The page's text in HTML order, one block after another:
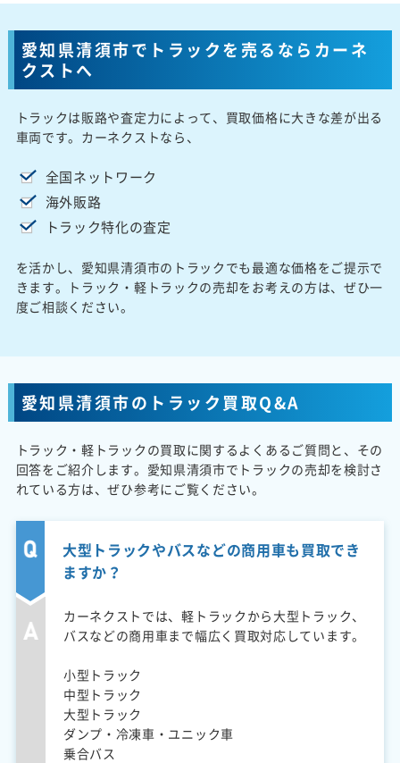
愛知県清須市でトラックを売るならカーネ
クストへ
トラックは販路や査定力によって、買取価格に大きな差が出る
車両です。カーネクストなら、
全国ネットワーク
海外販路
トラック特化の査定
を活かし、愛知県清須市のトラックでも最適な価格をご提示で
きます。トラック・軽トラックの売却をお考えの方は、ぜひ一
度ご相談ください。
愛知県清須市のトラック買取Q&A
トラック・軽トラックの買取に関するよくあるご質問と、その
回答をご紹介します。愛知県清須市でトラックの売却を検討さ
れている方は、ぜひ参考にご覧ください。
大型トラックやバスなどの商用車も買取でき
ますか？
カーネクストでは、軽トラックから大型トラック、
バスなどの商用車まで幅広く買取対応しています。
小型トラック
中型トラック
大型トラック
ダンプ・冷凍車・ユニック車
乗合バス